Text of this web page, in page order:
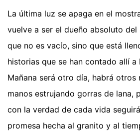
La última luz se apaga en el
vuelve a ser el dueño absoluto del
que no es vacío, sino que está
historias que se han contado allí
Mañana será otro día, habrá otros
manos estrujando gorras de lana,
con la verdad de cada vida
promesa hecha al granito y al